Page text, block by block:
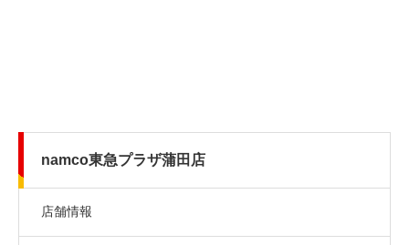
namco東急プラザ蒲田店
店舗情報